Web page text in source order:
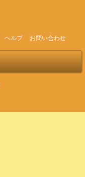
ヘルプ お問い合わせ